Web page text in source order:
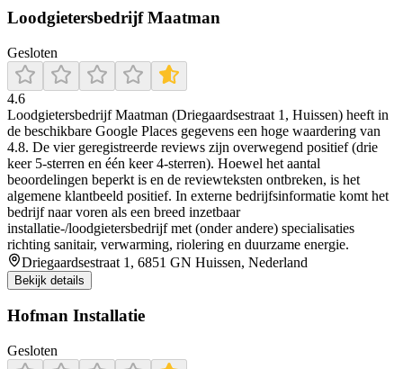
Loodgietersbedrijf Maatman
Gesloten
4.6
Loodgietersbedrijf Maatman (Driegaardsestraat 1, Huissen) heeft in
de beschikbare Google Places gegevens een hoge waardering van
4.8. De vier geregistreerde reviews zijn overwegend positief (drie
keer 5-sterren en één keer 4-sterren). Hoewel het aantal
beoordelingen beperkt is en de reviewteksten ontbreken, is het
algemene klantbeeld positief. In externe bedrijfsinformatie komt het
bedrijf naar voren als een breed inzetbaar
installatie-/loodgietersbedrijf met (onder andere) specialisaties
richting sanitair, verwarming, riolering en duurzame energie.
Driegaardsestraat 1, 6851 GN Huissen, Nederland
Bekijk details
Hofman Installatie
Gesloten